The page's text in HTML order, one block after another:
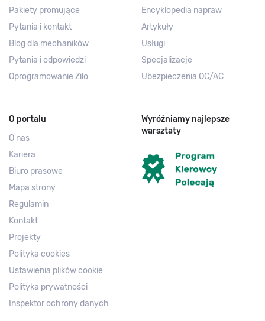
Pakiety promujące
Pytania i kontakt
Blog dla mechaników
Pytania i odpowiedzi
Oprogramowanie Zilo
Encyklopedia napraw
Artykuły
Usługi
Specjalizacje
Ubezpieczenia OC/AC
O portalu
O nas
Kariera
Biuro prasowe
Mapa strony
Regulamin
Kontakt
Projekty
Polityka cookies
Ustawienia plików cookie
Polityka prywatności
Inspektor ochrony danych
Wyróżniamy najlepsze
warsztaty